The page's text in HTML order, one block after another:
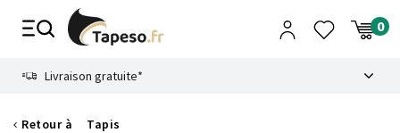
Livraison gratuite*
Retour à
Tapis